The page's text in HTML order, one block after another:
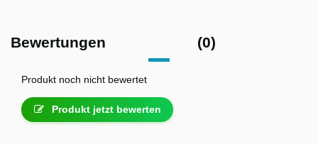
Bewertungen (0)
Produkt noch nicht bewertet
Produkt jetzt bewerten